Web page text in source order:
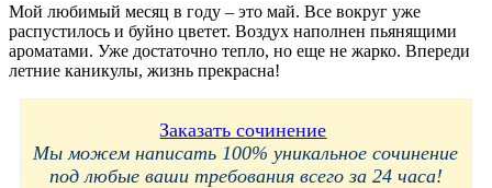
Мой любимый месяц в году – это май. Все вокруг уже
распустилось и буйно цветет. Воздух наполнен пьянящими
ароматами. Уже достаточно тепло, но еще не жарко. Впереди
летние каникулы, жизнь прекрасна!
Заказать сочинение
Мы можем написать 100% уникальное сочинение
под любые ваши требования всего за 24 часа!